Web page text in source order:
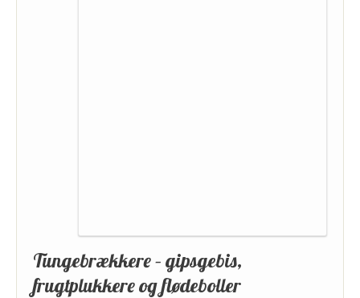
Tungebrækkere – gipsgebis,
frugtplukkere og flødeboller